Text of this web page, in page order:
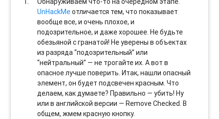
UnHackMeотличается тем, что показывает
вообще все, и очень плохое, и
подозрительное, и даже хорошее. Не будьте
обезьяной с гранатой! Не уверены в объектах
из разряда “подозрительный” или
“нейтральный” — не трогайте их. А вот в
опасное лучше поверить. Итак, нашли опасный
элемент, он будет подсвечен красным. Что
делаем, как думаете? Правильно — убить! Ну
или в английской версии — Remove Checked. В
общем, жмем красную кнопку.